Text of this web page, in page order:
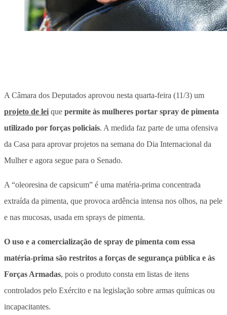
A Câmara dos Deputados aprovou nesta quarta-feira (11/3) um
projeto de lei que permite às mulheres portar spray de pimenta
utilizado por forças policiais. A medida faz parte de uma ofensiva
da Casa para aprovar projetos na semana do Dia Internacional da
Mulher e agora segue para o Senado.
A “oleoresina de capsicum” é uma matéria-prima concentrada
extraída da pimenta, que provoca ardência intensa nos olhos, na pele
e nas mucosas, usada em sprays de pimenta.
O uso e a comercialização de spray de pimenta com essa
matéria-prima são restritos a forças de segurança pública e às
Forças Armadas, pois o produto consta em listas de itens
controlados pelo Exército e na legislação sobre armas químicas ou
incapacitantes.